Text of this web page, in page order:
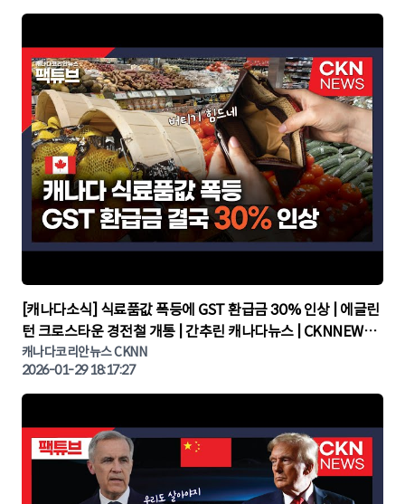
▶
[캐나다소식] 식료품값 폭등에 GST 환급금 30% 인상 | 에글린
턴 크로스타운 경전철 개통 | 간추린 캐나다뉴스 | CKNNEWS,
캐나다코리안뉴스
캐나다코리안뉴스 CKNN
2026-01-29 18:17:27